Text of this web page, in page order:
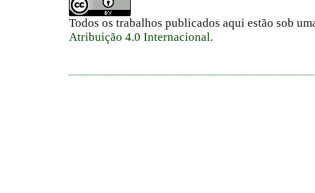
Todos os trabalhos publicados aqui estão sob
Atribuição 4.0 Internacional.